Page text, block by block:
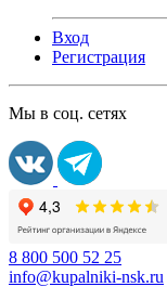
Вход
Регистрация
Мы в соц. сетях
8 800 500 52 25
info@kupalniki-nsk.ru